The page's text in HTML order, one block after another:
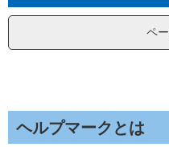
ペ
ヘルプマークとは